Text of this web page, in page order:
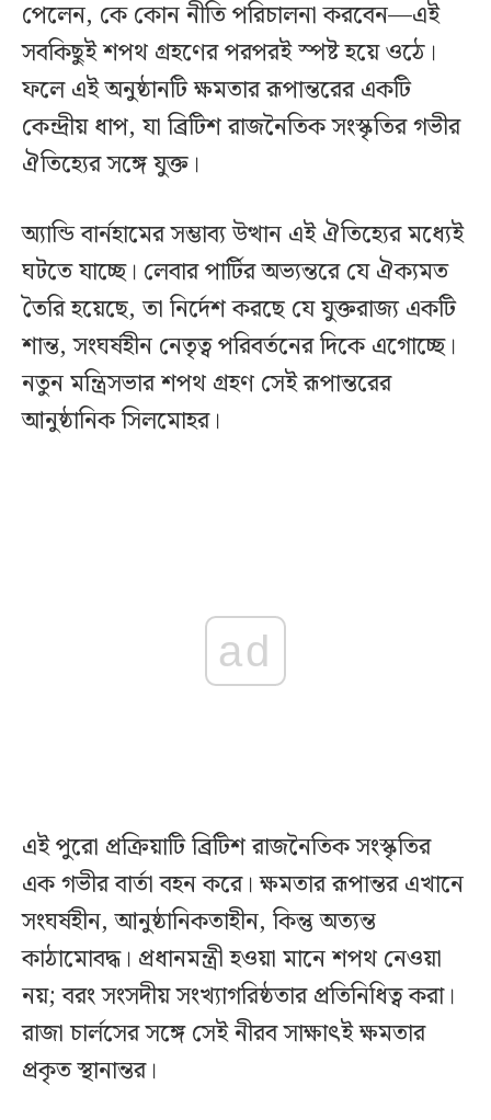
পেলেন, কে কোন নীতি পরিচালনা করবেন—এই
সবকিছুই শপথ গ্রহণের পরপরই স্পষ্ট হয়ে ওঠে।
ফলে এই অনুষ্ঠানটি ক্ষমতার রূপান্তরের একটি
কেন্দ্রীয় ধাপ, যা ব্রিটিশ রাজনৈতিক সংস্কৃতির গভীর
ঐতিহ্যের সঙ্গে যুক্ত।
অ্যান্ডি বার্নহামের সম্ভাব্য উত্থান এই ঐতিহ্যের মধ্যেই
ঘটতে যাচ্ছে। লেবার পার্টির অভ্যন্তরে যে ঐক্যমত
তৈরি হয়েছে, তা নির্দেশ করছে যে যুক্তরাজ্য একটি
শান্ত, সংঘর্ষহীন নেতৃত্ব পরিবর্তনের দিকে এগোচ্ছে।
নতুন মন্ত্রিসভার শপথ গ্রহণ সেই রূপান্তরের
আনুষ্ঠানিক সিলমোহর।
ad
এই পুরো প্রক্রিয়াটি ব্রিটিশ রাজনৈতিক সংস্কৃতির
এক গভীর বার্তা বহন করে। ক্ষমতার রূপান্তর এখানে
সংঘর্ষহীন, আনুষ্ঠানিকতাহীন, কিন্তু অত্যন্ত
কাঠামোবদ্ধ। প্রধানমন্ত্রী হওয়া মানে শপথ নেওয়া
নয়; বরং সংসদীয় সংখ্যাগরিষ্ঠতার প্রতিনিধিত্ব করা।
রাজা চার্লসের সঙ্গে সেই নীরব সাক্ষাৎই ক্ষমতার
প্রকৃত স্থানান্তর।